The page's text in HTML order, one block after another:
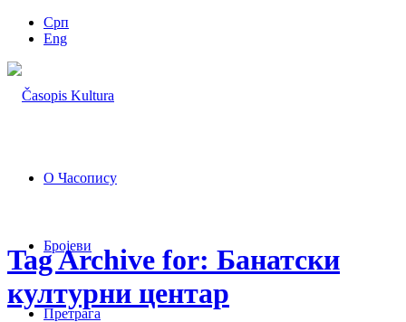
Срп
Eng
О Часопису
Бројеви
Претрага
Tag Archive for: Банатски
културни центар